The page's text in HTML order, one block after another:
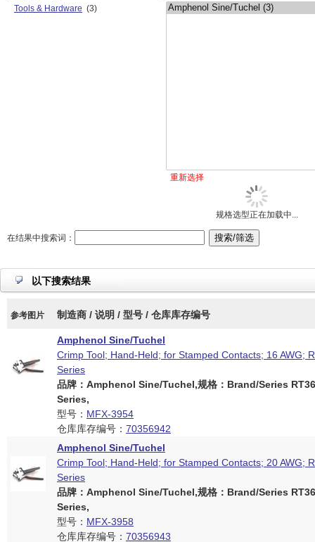
Tools & Hardware (3)
重新选择
规格选型正在加载中...
在结果中搜索词：
以下搜索结果
参考图片 制造商 / 说明 / 型号 / 仓库库存编号
Amphenol Sine/Tuchel
Crimp Tool; Hand-Held; for Stamped Contacts; 16 AWG;
Series
品牌：Amphenol Sine/Tuchel,规格：Brand/Series
Series,
型号： MFX-3954
仓库库存编号： 70356942
Amphenol Sine/Tuchel
Crimp Tool; Hand-Held; for Stamped Contacts; 20 AWG;
Series
品牌：Amphenol Sine/Tuchel,规格：Brand/Series
Series,
型号： MFX-3958
仓库库存编号： 70356943